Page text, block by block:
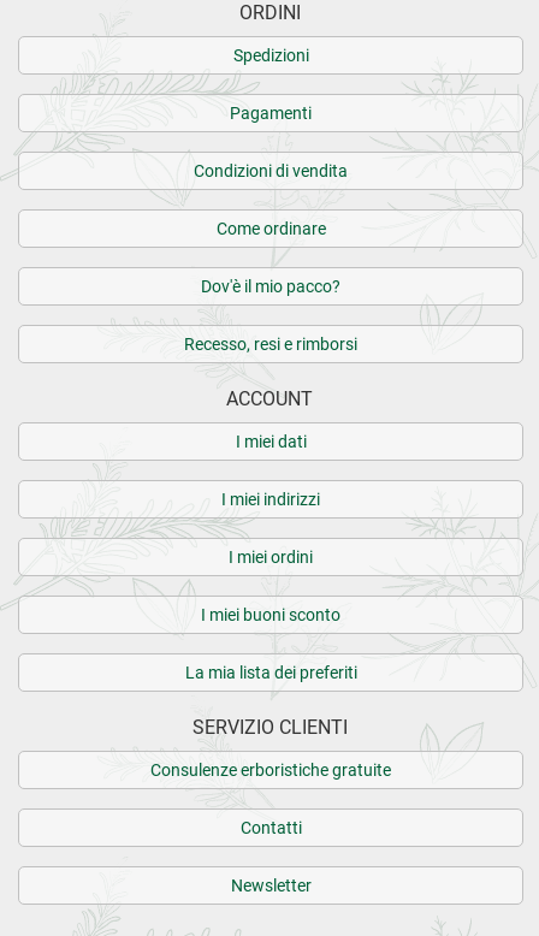
ORDINI
Spedizioni
Pagamenti
Condizioni di vendita
Come ordinare
Dov'è il mio pacco?
Recesso, resi e rimborsi
ACCOUNT
I miei dati
I miei indirizzi
I miei ordini
I miei buoni sconto
La mia lista dei preferiti
SERVIZIO CLIENTI
Consulenze erboristiche gratuite
Contatti
Newsletter